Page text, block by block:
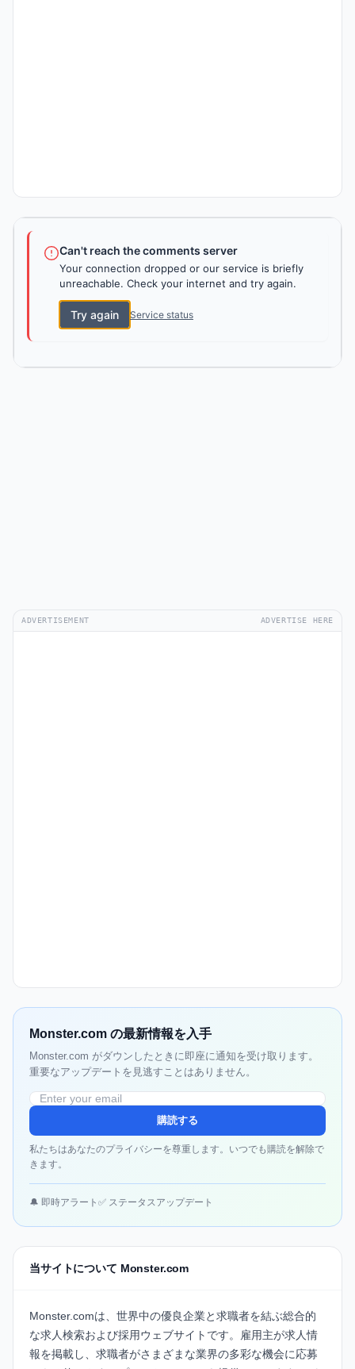
Can't reach the comments server
Your connection dropped or our service is briefly
unreachable. Check your internet and try again.
Try again Service status
ADVERTISEMENT ADVERTISE HERE
Monster.com の最新情報を入手
Monster.com がダウンしたときに即座に通知を受け取ります。
重要なアップデートを見逃すことはありません。
購読する
私たちはあなたのプライバシーを尊重します。いつでも購読を解除で
きます。
🔔 即時アラート ✅ ステータスアップデート
当サイトについて Monster.com
Monster.comは、世界中の優良企業と求職者を結ぶ総合的
な求人検索および採用ウェブサイトです。雇用主が求人情
報を掲載し、求職者がさまざまな業界の多彩な機会に応募